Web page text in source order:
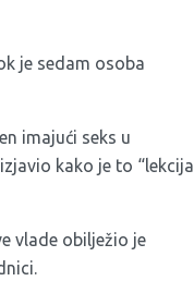
je sedam osoba
imajući seks u
kako je to “lekcija
vlade obilježio je